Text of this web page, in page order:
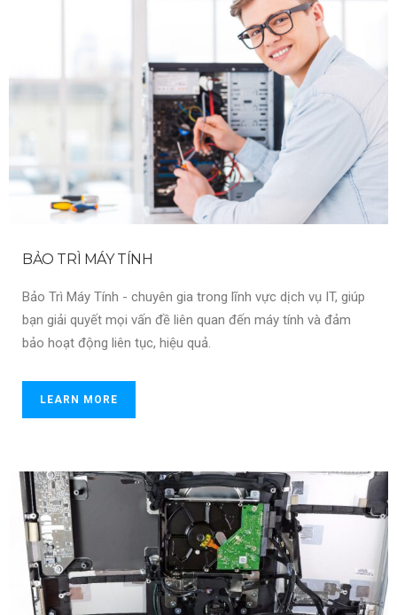
BẢO TRÌ MÁY TÍNH
Bảo Trì Máy Tính - chuyên gia trong lĩnh vực dịch vụ IT, giúp
bạn giải quyết mọi vấn đề liên quan đến máy tính và đảm
bảo hoạt động liên tục, hiệu quả.
LEARN MORE